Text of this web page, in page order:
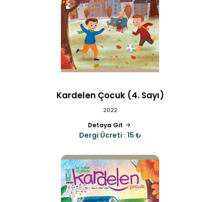
Kardelen Çocuk (4. Sayı)
2022
Detaya Git
Dergi Ücreti : 15 ₺